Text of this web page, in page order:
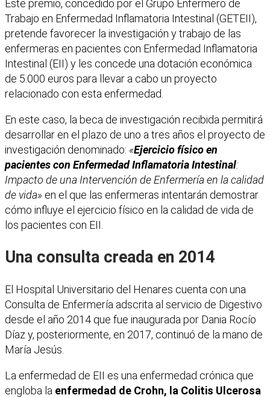
Este premio, concedido por el Grupo Enfermero de
Trabajo en Enfermedad Inflamatoria Intestinal (GETEII),
pretende favorecer la investigación y trabajo de las
enfermeras en pacientes con Enfermedad Inflamatoria
Intestinal (EII) y les concede una dotación económica
de 5.000 euros para llevar a cabo un proyecto
relacionado con esta enfermedad.
En este caso, la beca de investigación recibida permitirá
desarrollar en el plazo de uno a tres años el proyecto de
investigación denominado: «Ejercicio físico en
pacientes con Enfermedad Inflamatoria Intestinal:
Impacto de una Intervención de Enfermería en la calidad
de vida» en el que las enfermeras intentarán demostrar
cómo influye el ejercicio físico en la calidad de vida de
los pacientes con EII.
Una consulta creada en 2014
El Hospital Universitario del Henares cuenta con una
Consulta de Enfermería adscrita al servicio de Digestivo
desde el año 2014 que fue inaugurada por Dania Rocío
Díaz y, posteriormente, en 2017, continuó de la mano de
María Jesús.
La enfermedad de EII es una enfermedad crónica que
engloba la enfermedad de Crohn, la Colitis Ulcerosa